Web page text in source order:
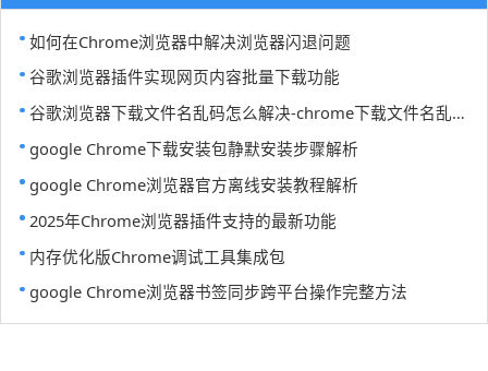
如何在Chrome浏览器中解决浏览器闪退问题
谷歌浏览器插件实现网页内容批量下载功能
谷歌浏览器下载文件名乱码怎么解决-chrome下载文件名乱码
google Chrome下载安装包静默安装步骤解析
google Chrome浏览器官方离线安装教程解析
2025年Chrome浏览器插件支持的最新功能
内存优化版Chrome调试工具集成包
google Chrome浏览器书签同步跨平台操作完整方法